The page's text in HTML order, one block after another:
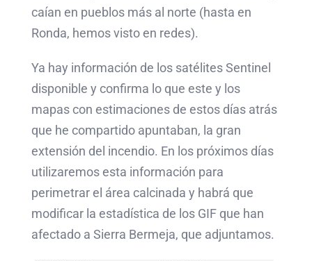
caían en pueblos más al norte (hasta en
Ronda, hemos visto en redes).
Ya hay información de los satélites Sentinel
disponible y confirma lo que este y los
mapas con estimaciones de estos días atrás
que he compartido apuntaban, la gran
extensión del incendio. En los próximos días
utilizaremos esta información para
perimetrar el área calcinada y habrá que
modificar la estadística de los GIF que han
afectado a Sierra Bermeja, que adjuntamos.